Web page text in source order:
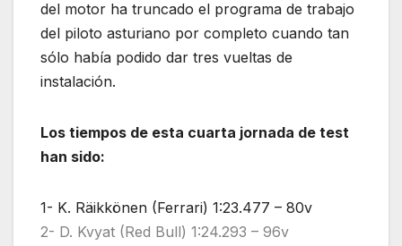
del motor ha truncado el programa de trabajo
del piloto asturiano por completo cuando tan
sólo había podido dar tres vueltas de
instalación.
Los tiempos de esta cuarta jornada de test
han sido:
1- K. Räikkönen (Ferrari) 1:23.477 – 80v
2- D. Kvyat (Red Bull) 1:24.293 – 96v